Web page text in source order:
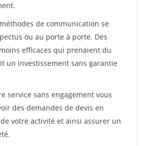
de communication se
ou au porte à porte. Des
efficaces qui prenaient du
un investissement sans garantie
service sans engagement vous
des demandes de devis en
votre activité et ainsi assurer un